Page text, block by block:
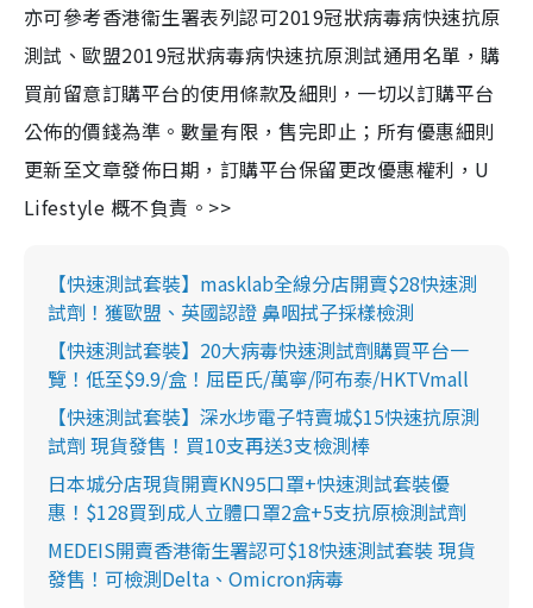
亦可參考香港衞生署表列認可2019冠狀病毒病快速抗原
測試、歐盟2019冠狀病毒病快速抗原測試通用名單，購
買前留意訂購平台的使用條款及細則，一切以訂購平台
公佈的價錢為準。數量有限，售完即止；所有優惠細則
更新至文章發佈日期，訂購平台保留更改優惠權利，U
Lifestyle 概不負責。>>
【快速測試套裝】masklab全線分店開賣$28快速測
試劑！獲歐盟、英國認證 鼻咽拭子採樣檢測
【快速測試套裝】20大病毒快速測試劑購買平台一
覽！低至$9.9/盒！屈臣氏/萬寧/阿布泰/HKTVmall
【快速測試套裝】深水埗電子特賣城$15快速抗原測
試劑 現貨發售！買10支再送3支檢測棒
日本城分店現貨開賣KN95口罩+快速測試套裝優
惠！$128買到成人立體口罩2盒+5支抗原檢測試劑
MEDEIS開賣香港衛生署認可$18快速測試套裝 現貨
發售！可檢測Delta、Omicron病毒